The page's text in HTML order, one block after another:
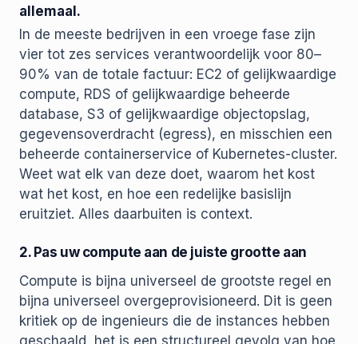
allemaal.
In de meeste bedrijven in een vroege fase zijn
vier tot zes services verantwoordelijk voor 80–
90% van de totale factuur: EC2 of gelijkwaardige
compute, RDS of gelijkwaardige beheerde
database, S3 of gelijkwaardige objectopslag,
gegevensoverdracht (egress), en misschien een
beheerde containerservice of Kubernetes-cluster.
Weet wat elk van deze doet, waarom het kost
wat het kost, en hoe een redelijke basislijn
eruitziet. Alles daarbuiten is context.
2. Pas uw compute aan de juiste grootte aan
Compute is bijna universeel de grootste regel en
bijna universeel overgeprovisioneerd. Dit is geen
kritiek op de ingenieurs die de instances hebben